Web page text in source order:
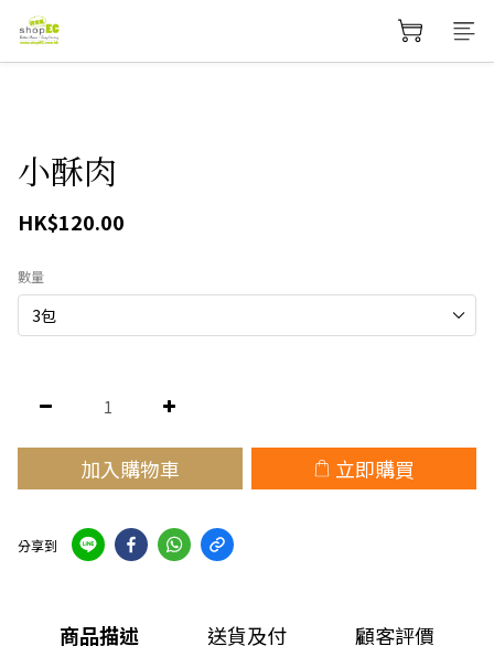
小酥肉
HK$120.00
數量
加入購物車 立即購買
分享到
商品描述
送貨及付
顧客評價